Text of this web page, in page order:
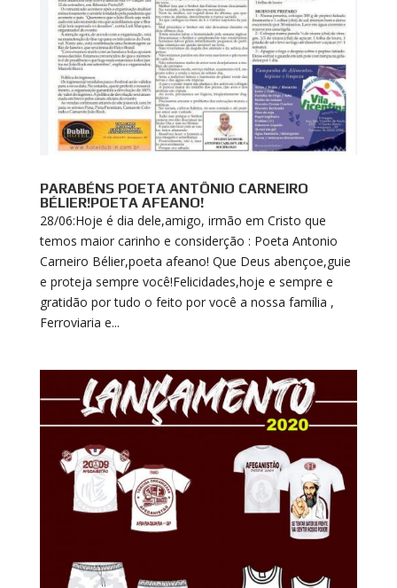
PARABÉNS POETA ANTÔNIO CARNEIRO
BÉLIER!POETA AFEANO!
28/06:Hoje é dia dele,amigo, irmão em Cristo que
temos maior carinho e considerção : Poeta Antonio
Carneiro Bélier,poeta afeano! Que Deus abençoe,guie
e proteja sempre você!Felicidades,hoje e sempre e
gratidão por tudo o feito por você a nossa família ,
Ferroviaria e...